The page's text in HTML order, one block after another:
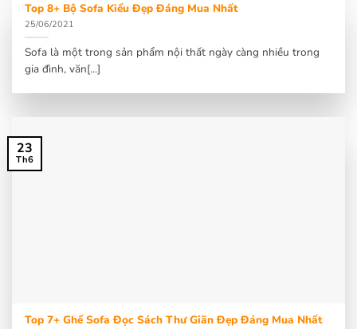
Top 8+ Bộ Sofa Kiểu Đẹp Đáng Mua Nhất
25/06/2021
Sofa là một trong sản phẩm nội thất ngày càng nhiều trong
gia đình, văn[...]
Top 7+ Ghế Sofa Đọc Sách Thư Giãn Đẹp Đáng Mua Nhất
23
Th6